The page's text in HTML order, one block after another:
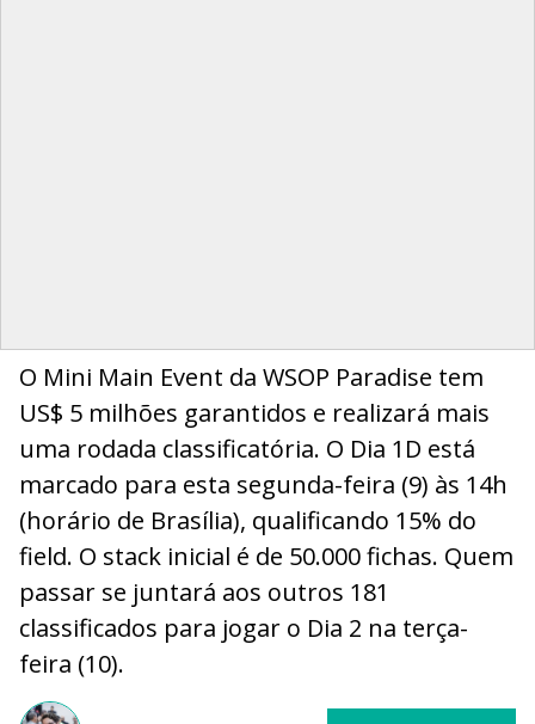
O Mini Main Event da WSOP Paradise tem
US$ 5 milhões garantidos e realizará mais
uma rodada classificatória. O Dia 1D está
marcado para esta segunda-feira (9) às 14h
(horário de Brasília), qualificando 15% do
field. O stack inicial é de 50.000 fichas. Quem
passar se juntará aos outros 181
classificados para jogar o Dia 2 na terça-
feira (10).